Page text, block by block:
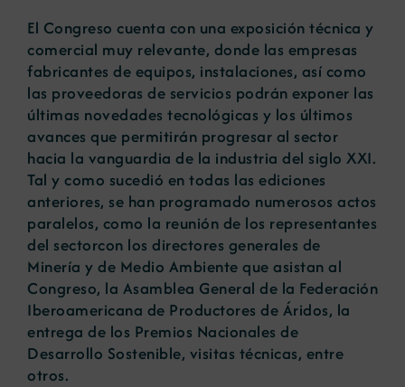
El Congreso cuenta con una exposición técnica y
comercial muy relevante, donde las empresas
fabricantes de equipos, instalaciones, así como
las proveedoras de servicios podrán exponer las
últimas novedades tecnológicas y los últimos
avances que permitirán progresar al sector
hacia la vanguardia de la industria del siglo XXI.
Tal y como sucedió en todas las ediciones
anteriores, se han programado numerosos actos
paralelos, como la reunión de los representantes
del sectorcon los directores generales de
Minería y de Medio Ambiente que asistan al
Congreso, la Asamblea General de la Federación
Iberoamericana de Productores de Áridos, la
entrega de los Premios Nacionales de
Desarrollo Sostenible, visitas técnicas, entre
otros.